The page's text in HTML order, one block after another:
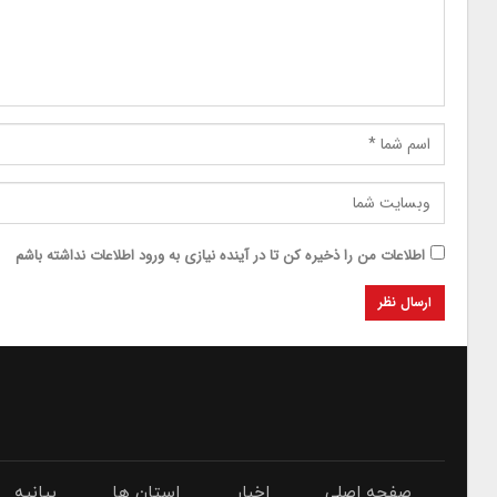
اطلاعات من را ذخیره کن تا در آینده نیازی به ورود اطلاعات نداشته باشم